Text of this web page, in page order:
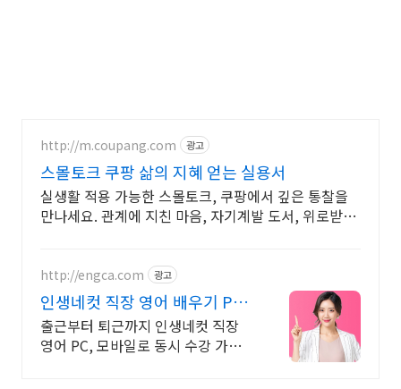
http://m.coupang.com 광고
스몰토크 쿠팡 삶의 지혜 얻는 실용서
실생활 적용 가능한 스몰토크, 쿠팡에서 깊은 통찰을
만나세요. 관계에 지친 마음, 자기계발 도서, 위로받고
http://engca.com 광고
인생네컷 직장 영어 배우기 PC/
스마트폰 동영상강의
출근부터 퇴근까지 인생네컷 직장
영어 PC, 모바일로 동시 수강 가능